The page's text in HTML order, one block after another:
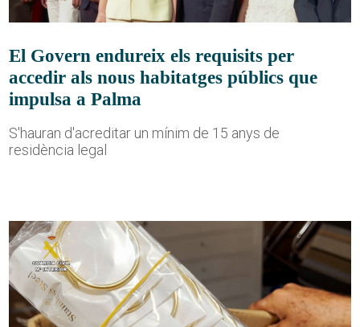
El Govern endureix els requisits per
accedir als nous habitatges públics que
impulsa a Palma
S'hauran d'acreditar un mínim de 15 anys de
residència legal